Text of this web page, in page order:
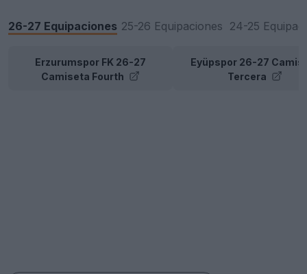
26-27 Equipaciones 25-26 Equipaciones 24-25
Erzurumspor FK 26-27
Camiseta Fourth
Eyüpspor 26-27
Tercera